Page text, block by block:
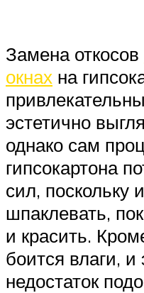
Замена откосов
окнах на
эстетично
однако сам
гипсокартона
сил, поскольку
шпаклевать,
и красить.
боится влаги, и
недостаток